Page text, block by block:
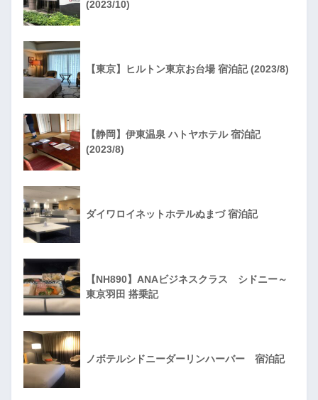
(2023/10)
【東京】ヒルトン東京お台場 宿泊記 (2023/8)
【静岡】伊東温泉 ハトヤホテル 宿泊記
(2023/8)
ダイワロイネットホテルぬまづ 宿泊記
【NH890】ANAビジネスクラス シドニー～
東京羽田 搭乗記
ノボテルシドニーダーリンハーバー 宿泊記